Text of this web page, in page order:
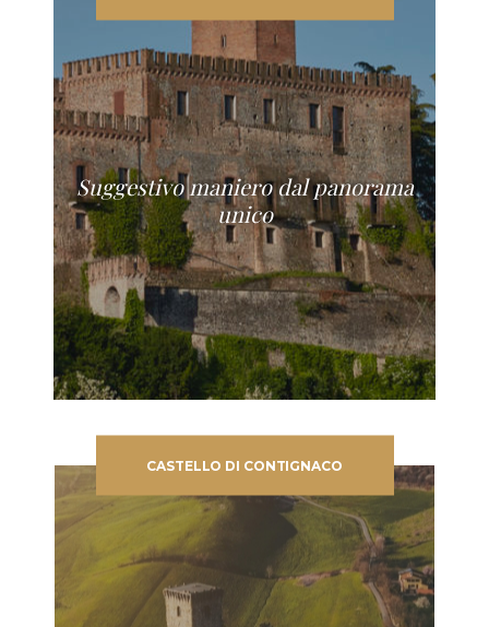
Suggestivo maniero dal panorama
unico
CASTELLO DI CONTIGNACO